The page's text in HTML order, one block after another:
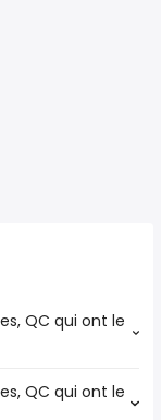
QC qui ont le
le plus d'offres
QC qui ont le